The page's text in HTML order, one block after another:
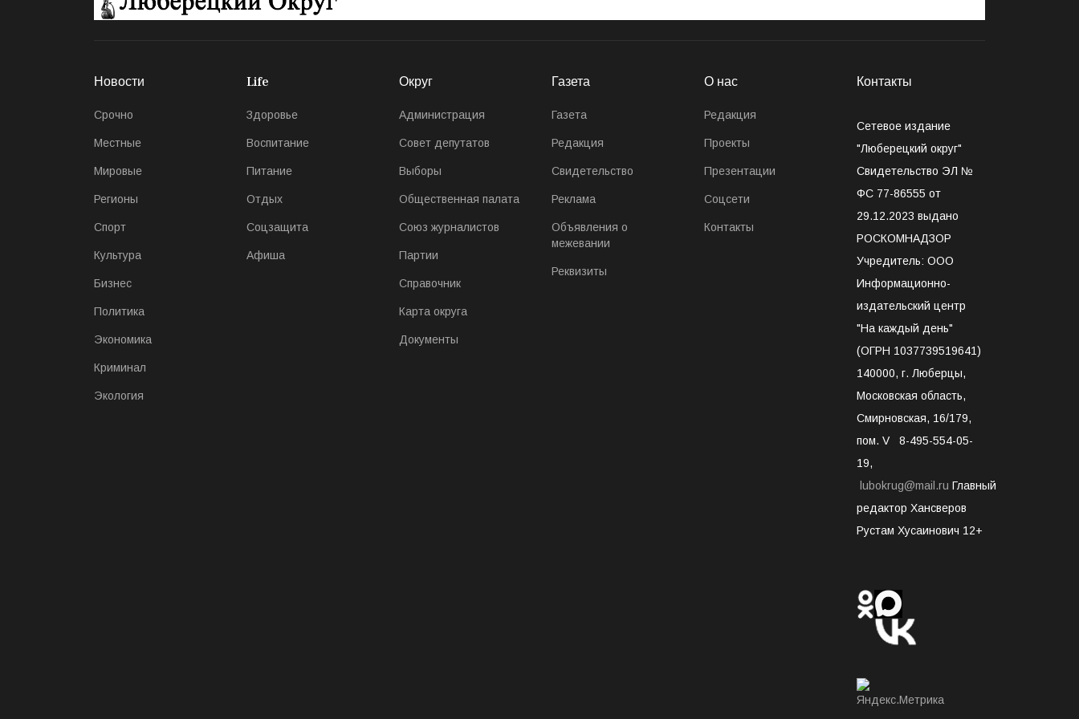
Новости
Срочно
Местные
Мировые
Регионы
Спорт
Культура
Бизнес
Политика
Экономика
Криминал
Экология
Life
Здоровье
Воспитание
Питание
Отдых
Соцзащита
Афиша
Округ
Администрация
Совет депутатов
Выборы
Общественная палата
Союз журналистов
Партии
Справочник
Карта округа
Документы
Газета
Газета
Редакция
Свидетельство
Реклама
Объявления о
межевании
Реквизиты
О нас
Редакция
Проекты
Презентации
Соцсети
Контакты
Контакты
Сетевое издание
"Люберецкий округ"
Свидетельство ЭЛ №
ФС 77-86555 от
29.12.2023 выдано
РОСКОМНАДЗОР
Учредитель: ООО
Информационно-
издательский центр
"На каждый день"
(ОГРН 1037739519641)
140000, г. Люберцы,
Московская область,
Смирновская, 16/179,
пом. V 8-495-554-05-
19,
lubokrug@mail.ru Главный
редактор Хансверов
Рустам Хусаинович 12+